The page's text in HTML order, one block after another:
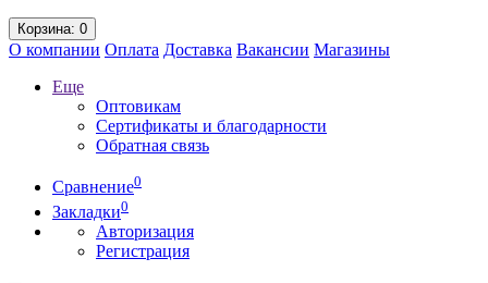
Корзина: 0
О компании Оплата Доставка Вакансии Магазины
Еще
Оптовикам
Сертификаты и благодарности
Обратная связь
Сравнение0
Закладки0
Авторизация
Регистрация